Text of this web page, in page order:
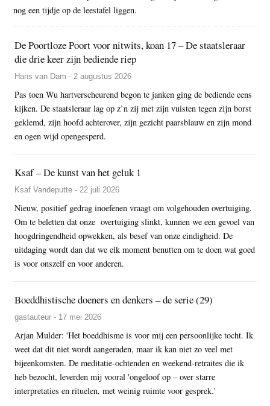
nog een tijdje op de leestafel liggen.
De Poortloze Poort voor nitwits, koan 17 – De staatsleraar
die drie keer zijn bediende riep
Hans van Dam - 2 augustus 2026
Pas toen Wu hartverscheurend begon te janken ging de bediende eens
kijken. De staatsleraar lag op z’n zij met zijn vuisten tegen zijn borst
geklemd, zijn hoofd achterover, zijn gezicht paarsblauw en zijn mond
en ogen wijd opengesperd.
Ksaf – De kunst van het geluk 1
Ksaf Vandeputte - 22 juli 2026
Nieuw, positief gedrag inoefenen vraagt om volgehouden overtuiging.
Om te beletten dat onze overtuiging slinkt, kunnen we een gevoel van
hoogdringendheid opwekken, als besef van onze eindigheid. De
uitdaging wordt dan dat we elk moment benutten om te doen wat goed
is voor onszelf en voor anderen.
Boeddhistische doeners en denkers – de serie (29)
gastauteur - 17 mei 2026
Arjan Mulder: 'Het boeddhisme is voor mij een persoonlijke tocht. Ik
weet dat dit niet wordt aangeraden, maar ik kan niet zo veel met
bijeenkomsten. De meditatie-ochtenden en weekend-retraites die ik
heb bezocht, leverden mij vooral 'ongeloof op – over starre
interpretaties en rituelen, met weinig ruimte voor gesprek.'